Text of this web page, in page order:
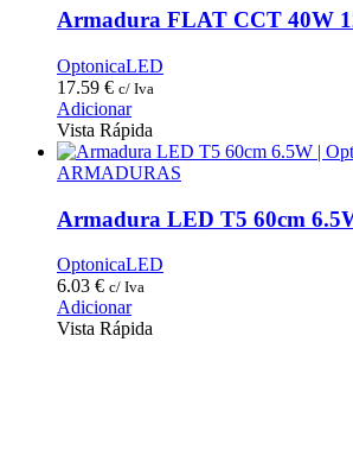
Armadura FLAT CCT 40W
OptonicaLED
17.59 € c/ Iva
Adicionar
Vista Rápida
ARMADURAS
Armadura LED T5 60cm
OptonicaLED
6.03 € c/ Iva
Adicionar
Vista Rápida